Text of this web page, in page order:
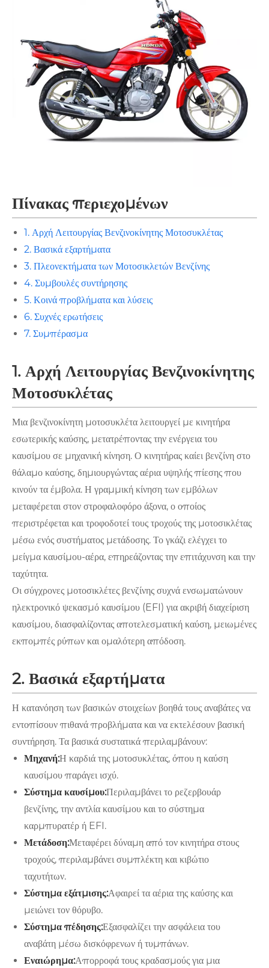
Πίνακας περιεχομένων
1. Αρχή Λειτουργίας Βενζινοκίνητης Μοτοσυκλέτας
2. Βασικά εξαρτήματα
3. Πλεονεκτήματα των Μοτοσικλετών Βενζίνης
4. Συμβουλές συντήρησης
5. Κοινά προβλήματα και λύσεις
6. Συχνές ερωτήσεις
7. Συμπέρασμα
1. Αρχή Λειτουργίας Βενζινοκίνητης
Μοτοσυκλέτας
Μια βενζινοκίνητη μοτοσυκλέτα λειτουργεί με κινητήρα
εσωτερικής καύσης, μετατρέποντας την ενέργεια του
καυσίμου σε μηχανική κίνηση. Ο κινητήρας καίει βενζίνη στο
θάλαμο καύσης, δημιουργώντας αέρια υψηλής πίεσης που
κινούν τα έμβολα. Η γραμμική κίνηση των εμβόλων
μεταφέρεται στον στροφαλοφόρο άξονα, ο οποίος
περιστρέφεται και τροφοδοτεί τους τροχούς της μοτοσικλέτας
μέσω ενός συστήματος μετάδοσης. Το γκάζι ελέγχει το
μείγμα καυσίμου-αέρα, επηρεάζοντας την επιτάχυνση και την
ταχύτητα.
Οι σύγχρονες μοτοσικλέτες βενζίνης συχνά ενσωματώνουν
ηλεκτρονικό ψεκασμό καυσίμου (EFI) για ακριβή διαχείριση
καυσίμου, διασφαλίζοντας αποτελεσματική καύση, μειωμένες
εκπομπές ρύπων και ομαλότερη απόδοση.
2. Βασικά εξαρτήματα
Η κατανόηση των βασικών στοιχείων βοηθά τους αναβάτες να
εντοπίσουν πιθανά προβλήματα και να εκτελέσουν βασική
συντήρηση. Τα βασικά συστατικά περιλαμβάνουν:
Μηχανή:Η καρδιά της μοτοσυκλέτας, όπου η καύση
καυσίμου παράγει ισχύ.
Σύστημα καυσίμου:Περιλαμβάνει το ρεζερβουάρ
βενζίνης, την αντλία καυσίμου και το σύστημα
καρμπυρατέρ ή EFI.
Μετάδοση:Μεταφέρει δύναμη από τον κινητήρα στους
τροχούς, περιλαμβάνει συμπλέκτη και κιβώτιο
ταχυτήτων.
Σύστημα εξάτμισης:Αφαιρεί τα αέρια της καύσης και
μειώνει τον θόρυβο.
Σύστημα πέδησης:Εξασφαλίζει την ασφάλεια του
αναβάτη μέσω δισκόφρενων ή τυμπάνων.
Εναιώρημα:Απορροφά τους κραδασμούς για μια